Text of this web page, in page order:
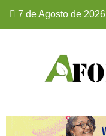
7 de Agosto de 2026